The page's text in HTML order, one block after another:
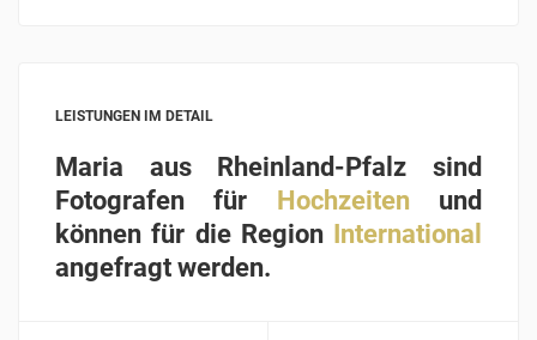
LEISTUNGEN IM DETAIL
Maria aus Rheinland-Pfalz sind
Fotografen für
Hochzeitenund
können für die Region International
angefragt werden.